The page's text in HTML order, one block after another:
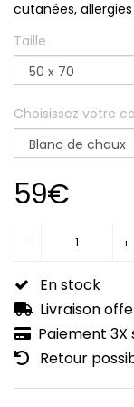
cutanées,
Taille
Choisissez votre
59€
En stock
Livraison
Paiement
Retour